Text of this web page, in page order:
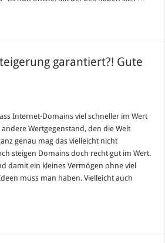
garantiert?! Gute
Internet-Domains viel schneller im Wert
Wertgegenstand, den die Welt
genau mag das vielleicht nicht
steigen Domains doch recht gut im Wert.
damit ein kleines Vermögen ohne viel
muss man haben. Vielleicht auch